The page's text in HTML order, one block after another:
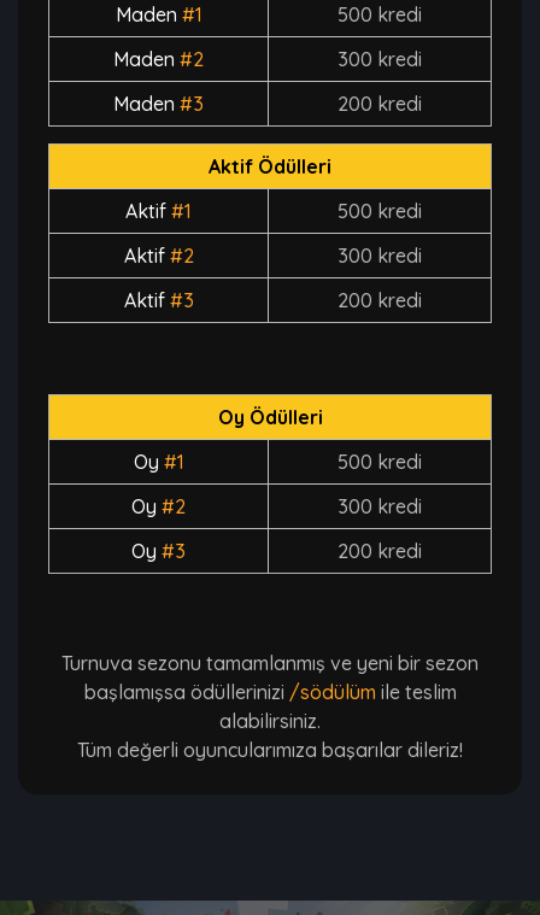
Maden #1
500 kredi
Maden #2
300 kredi
Maden #3 200 kredi
Aktif Ödülleri
Aktif #1
500 kredi
Aktif#2
300 kredi
Aktif#3 200 kredi
Oy Ödülleri
Oy #1
500 kredi
Oy #2
300 kredi
Oy #3 200 kredi
Turnuva sezonu tamamlanmış ve yeni bir sezon
başlamışsa ödüllerinizi /södülüm ile teslim
alabilirsiniz.
Tüm değerli oyuncularımıza başarılar dileriz!